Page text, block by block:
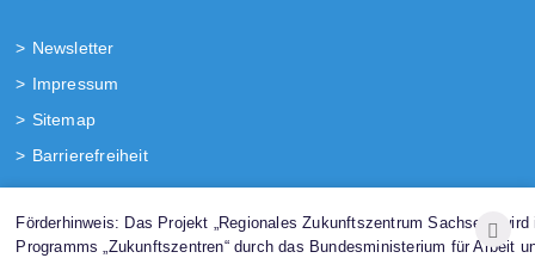
Förderhinweis: Das Projekt „Regionales Zukunftszentrum Sachsen“
Programms „Zukunftszentren“ durch das Bundesministerium für Arbeit
Newsletter
Impressum
Sitemap
Barrierefreiheit
Folgen Sie uns!